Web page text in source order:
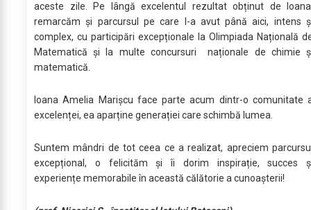
aceste zile. Pe lângă excelentul rezultat obținut de
remarcăm și parcursul pe care l-a avut până aici, intens
complex, cu participări excepționale la Olimpiada Națională
Matematică și la multe concursuri naționale de chimie
matematică.
Ioana Amelia Marișcu face parte acum dintr-o comunitate
excelenței, ea aparține generației care schimbă lumea.
Suntem mândri de tot ceea ce a realizat, apreciem
excepțional, o felicităm și îi dorim inspirație, succes
experiențe memorabile în această călătorie a cunoașterii!